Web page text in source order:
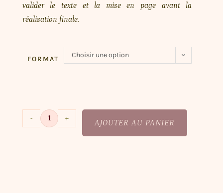
valider le texte et la mise en page avant la
réalisation finale.
FORMAT Choisir une option
- +
AJOUTER AU PANIER